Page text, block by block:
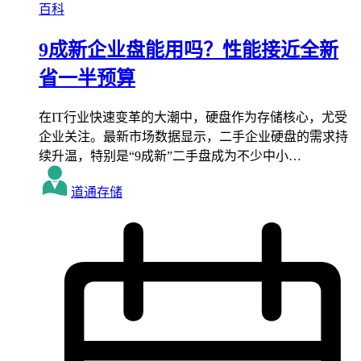
百科
9成新企业盘能用吗？性能接近全新
省一半预算
在IT行业快速变革的大潮中，硬盘作为存储核心，尤受
企业关注。最新市场数据显示，二手企业硬盘的需求持
续升温，特别是“9成新”二手盘成为不少中小…
道通存储